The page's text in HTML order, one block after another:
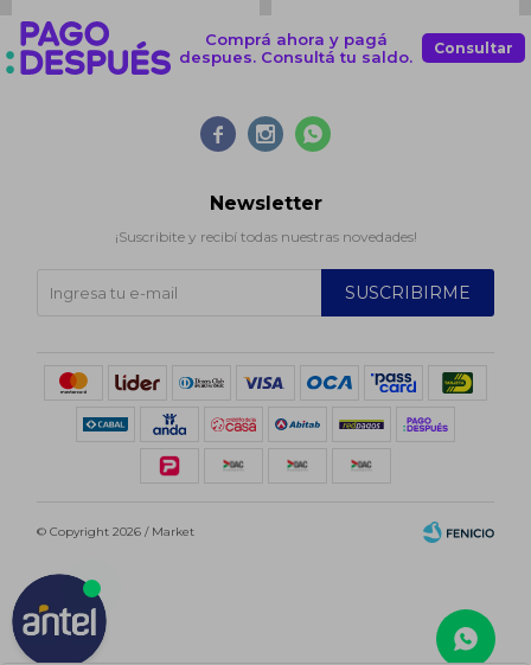
Comprá ahora y pagá
despues. Consultá tu saldo.
Consultar
  
Newsletter
¡Suscribite y recibí todas nuestras novedades!
SUSCRIBIRME
© Copyright 2026 / Market